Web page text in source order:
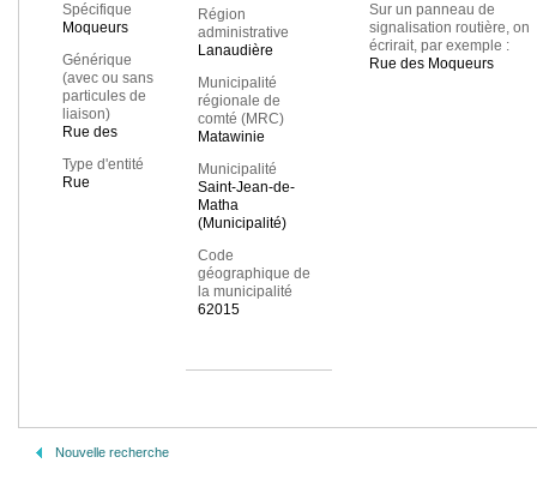
Spécifique
Moqueurs
Générique
(avec ou sans
particules de
liaison)
Rue des
Type d'entité
Rue
Région
administrative
Lanaudière
Municipalité
régionale de
comté (MRC)
Matawinie
Municipalité
Saint-Jean-de-
Matha
(Municipalité)
Code
géographique de
la municipalité
62015
Sur un panneau de
signalisation routière, on
écrirait, par exemple :
Rue des Moqueurs
Nouvelle recherche